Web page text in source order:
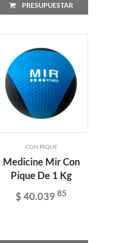
PRESUPUESTAR
CON PIQUE
Medicine Mir Con
Pique De 1 Kg
$ 40.03985